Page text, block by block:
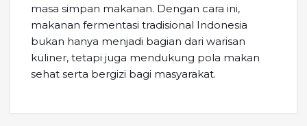
masa simpan makanan. Dengan cara ini,
makanan fermentasi tradisional Indonesia
bukan hanya menjadi bagian dari warisan
kuliner, tetapi juga mendukung pola makan
sehat serta bergizi bagi masyarakat.